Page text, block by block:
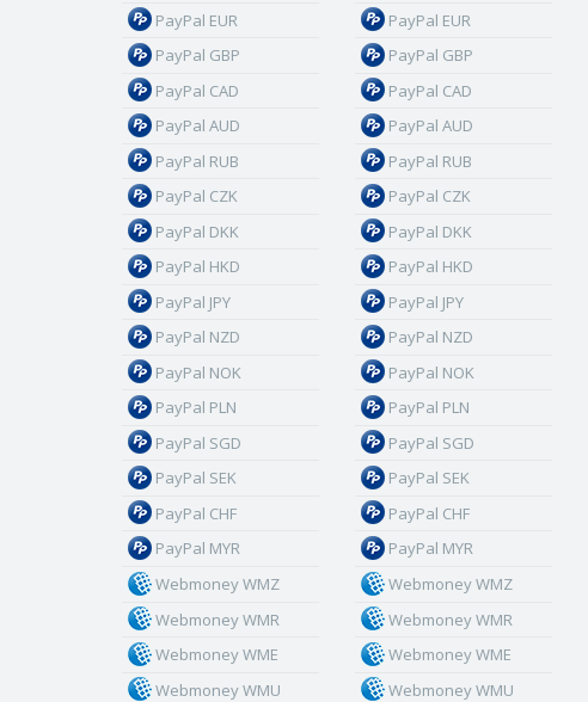
PayPal EUR
PayPal GBP
PayPal CAD
PayPal AUD
PayPal RUB
PayPal CZK
PayPal DKK
PayPal HKD
PayPal JPY
PayPal NZD
PayPal NOK
PayPal PLN
PayPal SGD
PayPal SEK
PayPal CHF
PayPal MYR
Webmoney WMZ
Webmoney WMR
Webmoney WME
Webmoney WMU
PayPal EUR
PayPal GBP
PayPal CAD
PayPal AUD
PayPal RUB
PayPal CZK
PayPal DKK
PayPal HKD
PayPal JPY
PayPal NZD
PayPal NOK
PayPal PLN
PayPal SGD
PayPal SEK
PayPal CHF
PayPal MYR
Webmoney WMZ
Webmoney WMR
Webmoney WME
Webmoney WMU